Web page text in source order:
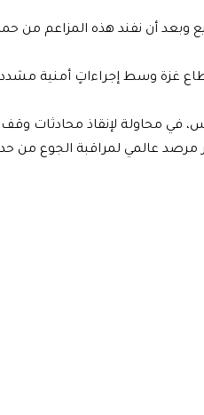
وبعد أن نفند هذه المزاعم من
غزة وسط إجراءاتٍ أمنية
في محاولة لإنقاذ محادثات وقف
مرصد عالمي لمراقبة الجوع من